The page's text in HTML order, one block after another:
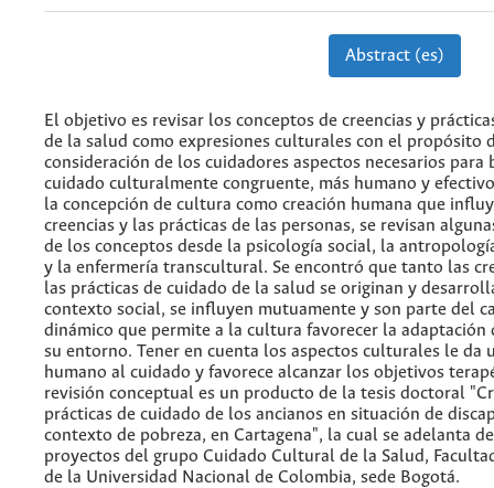
Abstract (es)
El objetivo es revisar los conceptos de creencias y
de la salud como expresiones culturales con el propósito
consideración de los cuidadores aspectos necesarios para
cuidado culturalmente congruente, más humano y
la concepción de cultura como creación humana que
creencias y las prácticas de las personas, se revisan
de los conceptos desde la psicología social, la
y la enfermería transcultural. Se encontró que tanto las
las prácticas de cuidado de la salud se originan y
contexto social, se influyen mutuamente y son parte del
dinámico que permite a la cultura favorecer la adaptación
su entorno. Tener en cuenta los aspectos culturales le da
humano al cuidado y favorece alcanzar los objetivos
revisión conceptual es un producto de la tesis doctoral
prácticas de cuidado de los ancianos en situación de
contexto de pobreza, en Cartagena", la cual se adelanta
proyectos del grupo Cuidado Cultural de la Salud,
de la Universidad Nacional de Colombia, sede Bogotá.